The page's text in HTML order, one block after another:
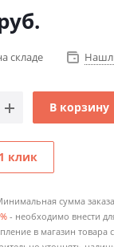
складе
В корзину
клик
сумма
- необходимо внести
в магазин товара